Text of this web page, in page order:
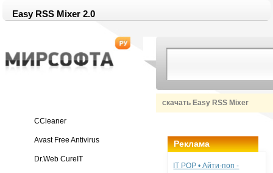
Easy RSS Mixer 2.0
скачать Easy RSS Mixer
CCleaner
Avast Free Antivirus
Dr.Web CureIT
Реклама
IT POP • Айти-поп -